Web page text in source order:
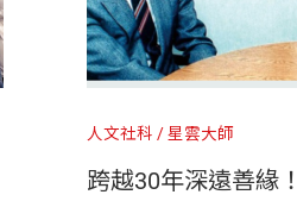
人文社科 星雲大師
跨越30年深遠善緣